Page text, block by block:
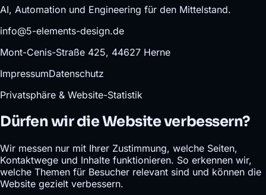
AI, Automation und Engineering für den Mittelstand.
info@5-elements-design.de
Mont-Cenis-Straße 425, 44627 Herne
ImpressumDatenschutz
Privatsphäre & Website-Statistik
Dürfen wir die Website verbessern?
Wir messen nur mit Ihrer Zustimmung, welche Seiten,
Kontaktwege und Inhalte funktionieren. So erkennen wir,
welche Themen für Besucher relevant sind und können die
Website gezielt verbessern.